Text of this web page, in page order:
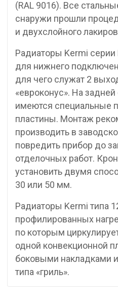
(RAL 9016). Все
снаружи прошли
и двухслойного
Радиаторы Kermi
для нижнего
для чего служат 2
«евроконус». На
имеются специальные
пластины. Монтаж
производить в
повредить прибор до
отделочных работ.
установить двумя
30 или 50 мм.
Радиаторы Kermi типа
профилированных
по которым
одной конвекционной
боковыми накладками
типа «гриль».